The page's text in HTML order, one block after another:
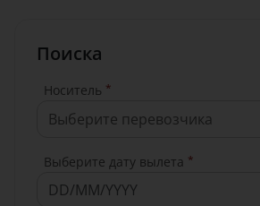
Поиска
Носитель *
Выберите перевозчика
Выберите дату вылета *